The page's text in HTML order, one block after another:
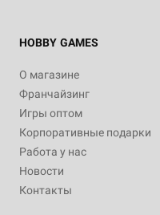
HOBBY GAMES
О магазине
Франчайзинг
Игры оптом
Корпоративные подарки
Работа у нас
Новости
Контакты